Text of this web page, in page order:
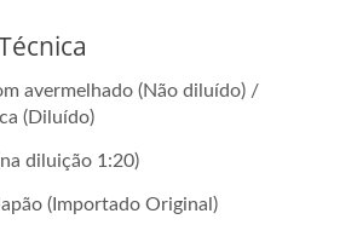
avermelhado (Não diluído) /
(Diluído)
diluição 1:20)
(Importado Original)